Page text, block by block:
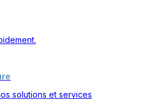
solutions et services